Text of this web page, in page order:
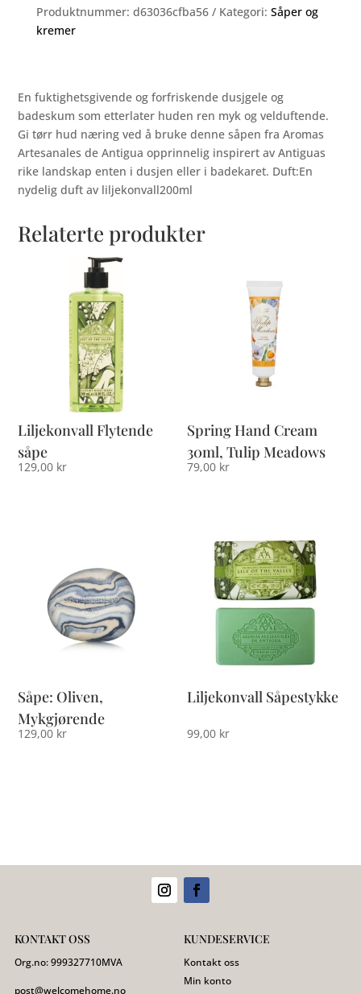
Produktnummer: d63036cfba56 Kategori: Såper og
kremer
En fuktighetsgivende og forfriskende dusjgele og
badeskum som etterlater huden ren myk og velduftende.
Gi tørr hud næring ved å bruke denne såpen fra Aromas
Artesanales de Antigua opprinnelig inspirert av Antiguas
rike landskap enten i dusjen eller i badekaret. Duft:En
nydelig duft av liljekonvall200ml
Relaterte produkter
Liljekonvall Flytende
såpe
129,00 kr
Spring Hand Cream
30ml, Tulip Meadows
79,00 kr
Såpe: Oliven,
Mykgjørende
129,00 kr
Liljekonvall Såpestykke
99,00 kr
KONTAKT OSS
Org.no:999327710MVA
post@welcomehome.no
KUNDESERVICE
Kontakt oss
Min konto